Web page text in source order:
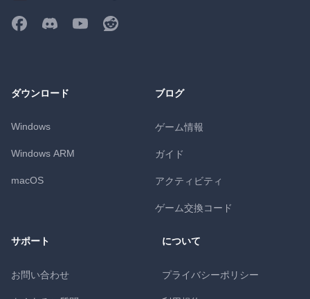
ダウンロード
Windows
Windows ARM
macOS
ブログ
ゲーム情報
ガイド
アクティビティ
ゲーム交換コード
サポート
お問い合わせ
について
プライバシーポリシー